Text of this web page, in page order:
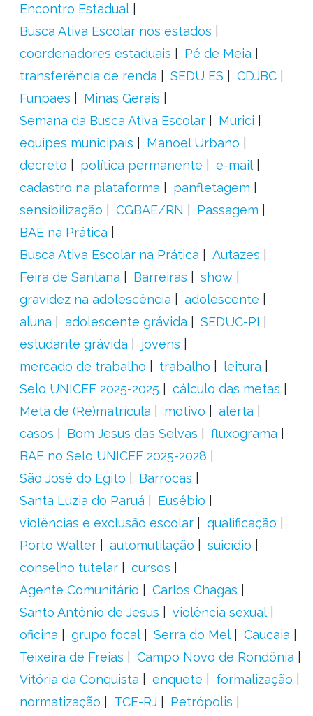
Encontro Estadual
Busca Ativa Escolar nos estados
coordenadores estaduais
Pé de Meia
transferência de renda
SEDU ES
CDJBC
Funpaes
Minas Gerais
Semana da Busca Ativa Escolar
Murici
equipes municipais
Manoel Urbano
decreto
política permanente
e-mail
cadastro na plataforma
panfletagem
sensibilização
CGBAE/RN
Passagem
BAE na Prática
Busca Ativa Escolar na Prática
Autazes
Feira de Santana
Barreiras
show
gravidez na adolescência
adolescente
aluna
adolescente grávida
SEDUC-PI
estudante grávida
jovens
mercado de trabalho
trabalho
leitura
Selo UNICEF 2025-2025
cálculo das metas
Meta de (Re)matrícula
motivo
alerta
casos
Bom Jesus das Selvas
fluxograma
BAE no Selo UNICEF 2025-2028
São José do Egito
Barrocas
Santa Luzia do Paruá
Eusébio
violências e exclusão escolar
qualificação
Porto Walter
automutilação
suicídio
conselho tutelar
cursos
Agente Comunitário
Carlos Chagas
Santo Antônio de Jesus
violência sexual
oficina
grupo focal Serra do Mel
Caucaia
Teixeira de Freias
Campo Novo de Rondônia
Vitória da Conquista
enquete
formalização
normatização
TCE-RJ
Petrópolis